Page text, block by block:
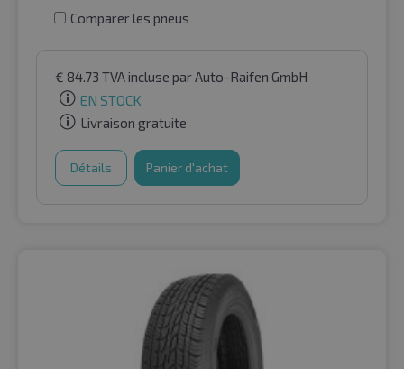
Comparer les pneus
€ 84.73 TVA incluse par Auto-Raifen GmbH
EN STOCK
Livraison gratuite
Détails Panier d'achat